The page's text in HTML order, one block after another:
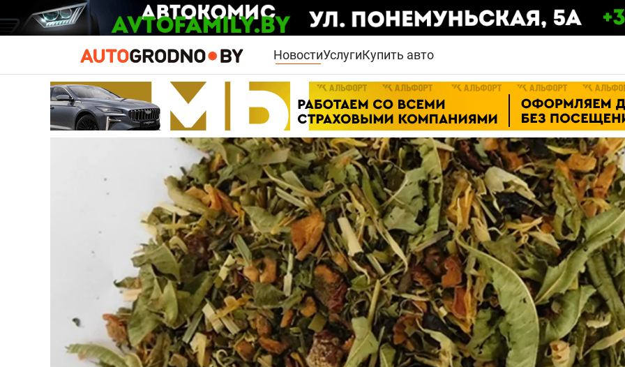
НовостиУслугиКупить авто